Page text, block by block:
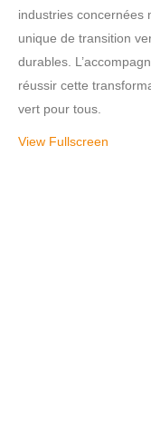
industries concernées
unique de transition
durables.
réussir cette
vert pour tous.
View Fullscreen